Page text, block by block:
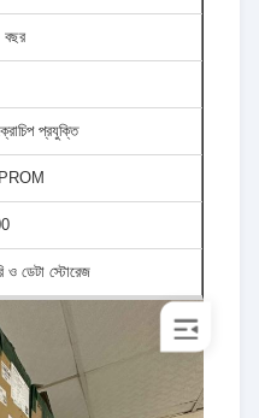
প্রযুক্তি
ও ডেটা স্টোরেজ